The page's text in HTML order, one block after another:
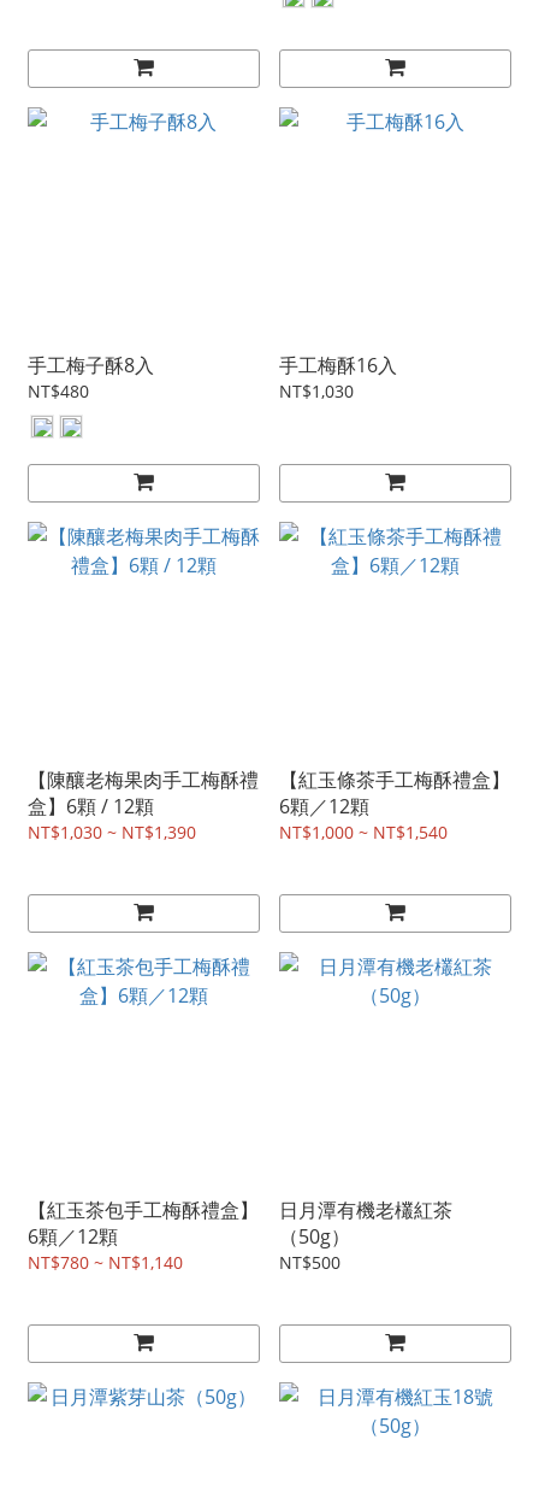
手工梅子酥8入
NT$480
手工梅酥16入
NT$1,030
【陳釀老梅果肉手工梅酥禮
盒】6顆 / 12顆
NT$1,030 ~ NT$1,390
【紅玉條茶手工梅酥禮盒】
6顆／12顆
NT$1,000 ~ NT$1,540
【紅玉茶包手工梅酥禮盒】
6顆／12顆
NT$780 ~ NT$1,140
日月潭有機老欉紅茶
（50g）
NT$500